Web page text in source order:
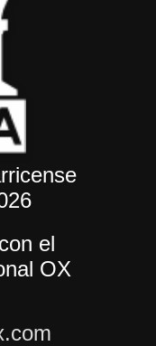
el
OX